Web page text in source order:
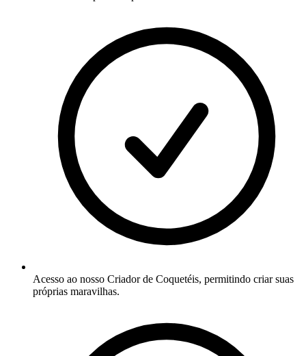
Acesso ao nosso Criador de Coquetéis, permitindo criar suas
próprias maravilhas.